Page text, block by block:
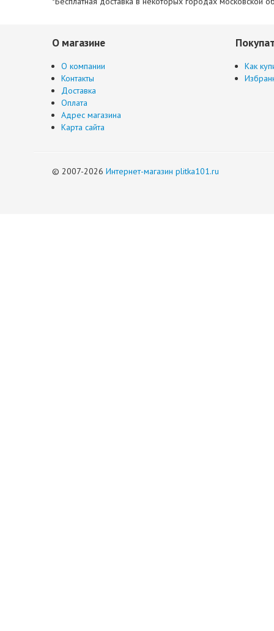
О магазине
О компании
Контакты
Доставка
Оплата
Адрес магазина
Карта сайта
Как
© 2007-2026 Интернет-магазин plitka101.ru